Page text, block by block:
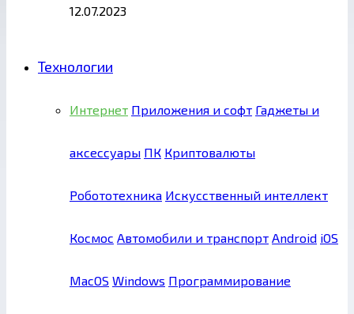
12.07.2023
Технологии
Интернет Приложения и софт Гаджеты и
аксессуары ПК Криптовалюты
Робототехника Искусственный интеллект
Космос Автомобили и транспорт Android iOS
MacOS Windows Программирование